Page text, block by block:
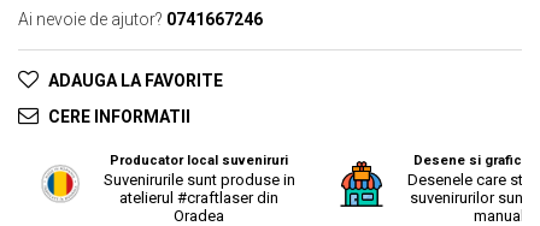
Ai nevoie de ajutor? 0741667246
ADAUGA LA FAVORITE
CERE INFORMATII
Producator local suveniruri
Suvenirurile sunt produse in
atelierul #craftlaser din
Oradea
Desene si grafica
Desenele care
suvenirurilor sunt
manual.